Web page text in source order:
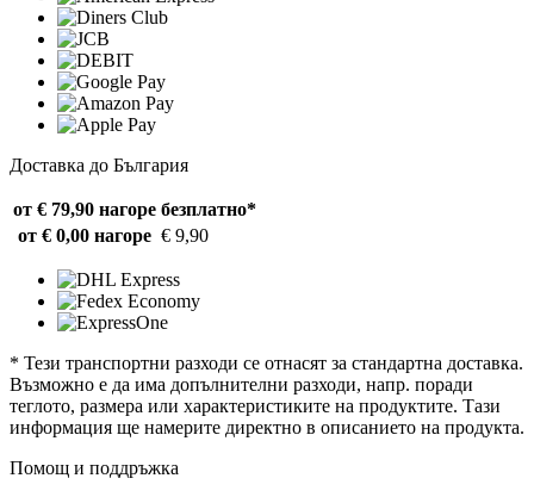
Доставка до България
от € 79,90 нагоре безплатно*
от € 0,00 нагоре € 9,90
* Тези транспортни разходи се отнасят за стандартна доставка.
Възможно е да има допълнителни разходи, напр. поради
теглото, размера или характеристиките на продуктите. Тази
информация ще намерите директно в описанието на продукта.
Помощ и поддръжка